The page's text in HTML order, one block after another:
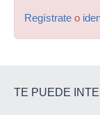
Regístrate o
TE PUEDE